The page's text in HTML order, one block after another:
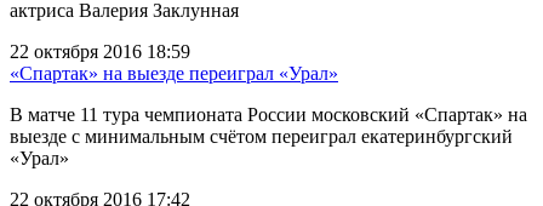
актриса Валерия Заклунная
22 октября 2016 18:59
«Спартак» на выезде переиграл «Урал»
В матче 11 тура чемпионата России московский «Спартак» на
выезде с минимальным счётом переиграл екатеринбургский
«Урал»
22 октября 2016 17:42